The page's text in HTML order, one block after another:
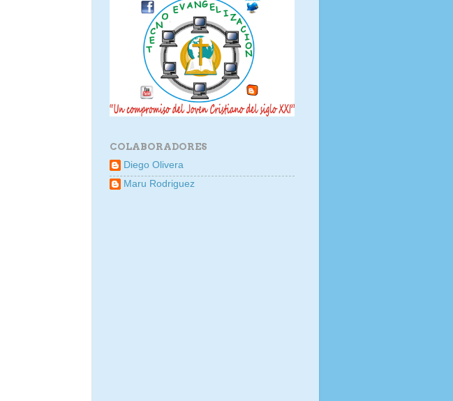
COLABORADORES
Diego Olivera
Maru Rodriguez